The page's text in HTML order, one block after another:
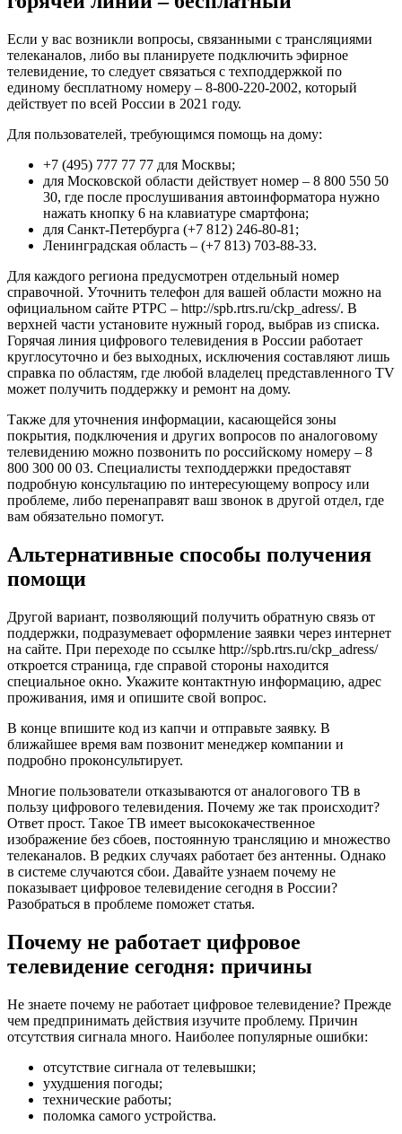
Если у вас возникли вопросы, связанными с трансляциями
телеканалов, либо вы планируете подключить эфирное
телевидение, то следует связаться с техподдержкой по
единому бесплатному номеру – 8-800-220-2002, который
действует по всей России в 2021 году.
Для пользователей, требующимся помощь на дому:
+7 (495) 777 77 77 для Москвы;
для Московской области действует номер – 8 800 550 50
30, где после прослушивания автоинформатора нужно
нажать кнопку 6 на клавиатуре смартфона;
для Санкт-Петербурга (+7 812) 246-80-81 ;
Ленинградская область – (+7 813) 703-88-33.
Для каждого региона предусмотрен отдельный номер
справочной. Уточнить телефон для вашей области можно на
официальном сайте РТРС – http://spb.rtrs.ru/ckp_adress/. В
верхней части установите нужный город, выбрав из списка.
Горячая линия цифрового телевидения в России работает
круглосуточно и без выходных, исключения составляют лишь
справка по областям, где любой владелец представленного TV
может получить поддержку и ремонт на дому.
Также для уточнения информации, касающейся зоны
покрытия, подключения и других вопросов по аналоговому
телевидению можно позвонить по российскому номеру – 8
800 300 00 03. Специалисты техподдержки предоставят
подробную консультацию по интересующему вопросу или
проблеме, либо перенаправят ваш звонок в другой отдел, где
вам обязательно помогут.
Альтернативные способы получения
помощи
Другой вариант, позволяющий получить обратную связь от
поддержки, подразумевает оформление заявки через интернет
на сайте. При переходе по ссылке http://spb.rtrs.ru/ckp_adress/
откроется страница, где справой стороны находится
специальное окно. Укажите контактную информацию, адрес
проживания, имя и опишите свой вопрос.
В конце впишите код из капчи и отправьте заявку. В
ближайшее время вам позвонит менеджер компании и
подробно проконсультирует.
Многие пользователи отказываются от аналогового ТВ в
пользу цифрового телевидения. Почему же так происходит?
Ответ прост‍. Такое ТВ имеет высококачественное
изображение без сбоев, постоянную трансляцию и множество
телеканалов. В редких случаях работает без антенны. Однако
в системе случаются сбои. Давайте узнаем почему не
показывает цифровое телевидение сегодня в России?
Разобраться в проблеме поможет статья.
Почему не работает цифровое
телевидение сегодня: причины
Не знаете почему не работает цифровое телевидение? Прежде
чем предпринимать действия изучите проблему. Причин
отсутствия сигнала много. Наиболее популярные ошибки:
отсутствие сигнала от телевышки;
ухудшения погоды;
технические работы;
поломка самого устройства.